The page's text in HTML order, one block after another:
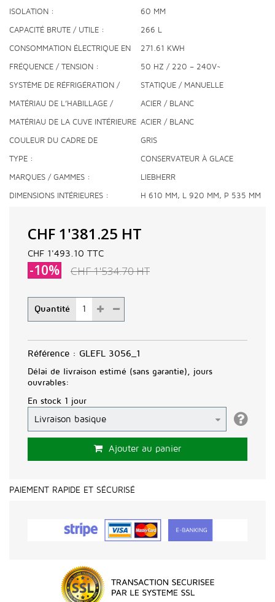
ISOLATION 60 MM
CAPACITÉ BRUTE / UTILE 266 L
CONSOMMATION ÉLECTRIQUE EN
365 JOURS
271.61 KWH
FRÉQUENCE / TENSION 50 HZ / 220 – 240V~
SYSTÈME DE RÉFRIGÉRATION /
PROCÉDURE DE DÉGIVRAGE
STATIQUE / MANUELLE
MATÉRIAU DE L’HABILLAGE /
COULEUR
ACIER / BLANC
MATÉRIAU DE LA CUVE INTÉRIEURE ACIER / BLANC
COULEUR DU CADRE DE
RECOUVREMENT
GRIS
TYPE CONSERVATEUR À GLACE
MARQUES / GAMMES LIEBHERR
DIMENSIONS INTÉRIEURES H 610 MM, L 920 MM, P 535 MM
Quantité
CHF 1'381.25 HT
CHF 1'493.10 TTC
-10% CHF 1'534.70HT
Référence : GLEFL 3056_1
Délai de livraison estimé (sans garantie), jours
ouvrables:
En stock 1 jour
Ajouter au panier
PAIEMENT RAPIDE ET SÉCURISÉ